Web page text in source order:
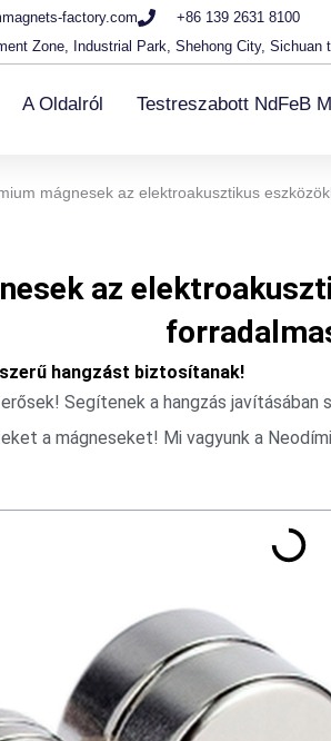
factory.com
+86 139 2631 8100
Zone, Industrial Park, Shehong City, Sichuan
A Oldalról Testreszabott NdFeB
mágnesek az elektroakusztikus
az
hangzást biztosítanak!
Segítenek a hangzás
a mágneseket! Mi vagyunk a